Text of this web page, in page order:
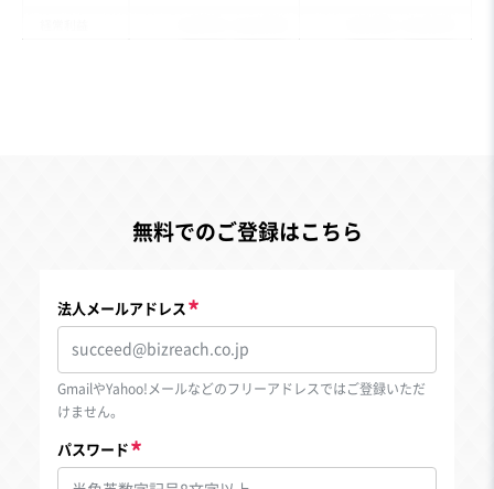
無料でのご登録はこちら
法人メールアドレス
GmailやYahoo!メールなどのフリーアドレスではご登録いただ
けません。
パスワード